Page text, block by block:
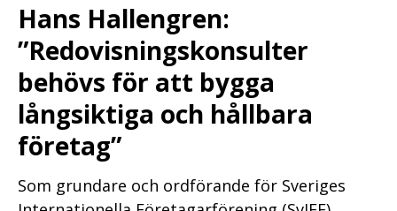
Hans Hallengren:
”Redovisningskonsulter
behövs för att bygga
långsiktiga och hållbara
företag”
Som grundare och ordförande för Sveriges